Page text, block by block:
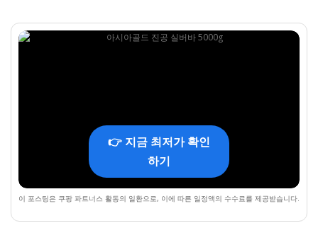
👉 지금 최저가 확인
하기
이 포스팅은 쿠팡 파트너스 활동의 일환으로, 이에 따른 일정액의 수수료를 제공받습니다.